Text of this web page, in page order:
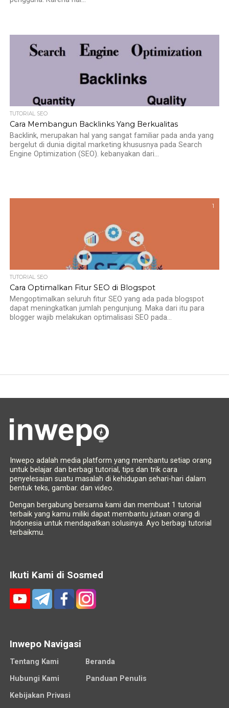
TUTORIAL SEO
Cara Membangun Backlinks Yang Berkualitas
Backlink, merupakan hal yang sangat familiar pada anda yang
bergelut di dunia digital marketing khususnya pada Search
Engine Optimization (SEO). kebanyakan dari...
1
TUTORIAL SEO
Cara Optimalkan Fitur SEO di Blogspot
Mengoptimalkan seluruh fitur SEO yang ada pada blogspot
dapat meningkatkan jumlah pengunjung. Maka dari itu para
blogger wajib melakukan optimalisasi SEO pada...
Inwepo adalah media platform yang membantu setiap orang
untuk belajar dan berbagi tutorial, tips dan trik cara
penyelesaian suatu masalah di kehidupan sehari-hari dalam
bentuk teks, gambar. dan video.
Dengan bergabung bersama kami dan membuat 1 tutorial
terbaik yang kamu miliki dapat membantu jutaan orang di
Indonesia untuk mendapatkan solusinya. Ayo berbagi tutorial
terbaikmu.
Ikuti Kami di Sosmed
Inwepo Navigasi
Tentang Kami
Beranda
Hubungi Kami
Panduan Penulis
Kebijakan Privasi